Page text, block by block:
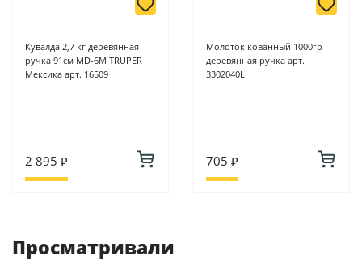
Кувалда 2,7 кг деревянная
ручка 91см MD-6M TRUPER
Мексика арт. 16509
2 895 ₽
Молоток кованный 1000гр
деревянная ручка арт.
3302040L
705 ₽
Просматривали